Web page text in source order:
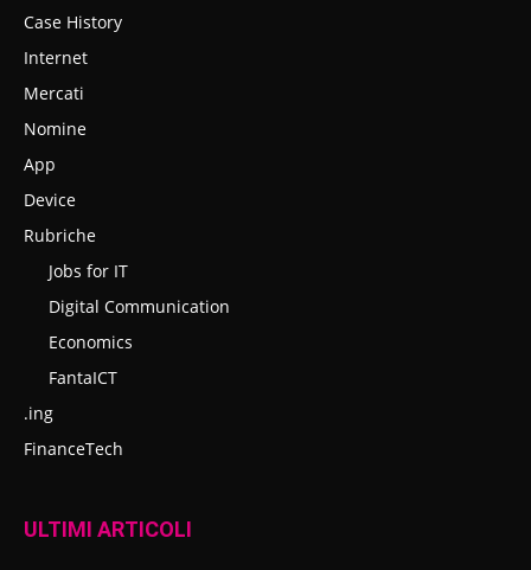
Case History
Internet
Mercati
Nomine
App
Device
Rubriche
Jobs for IT
Digital Communication
Economics
FantaICT
.ing
FinanceTech
ULTIMI ARTICOLI